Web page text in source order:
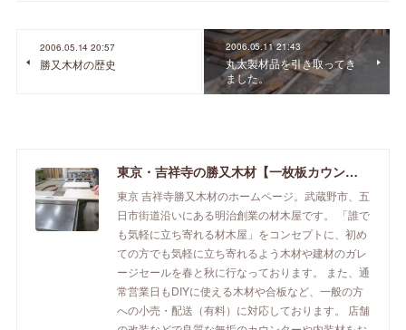
2006.05.14 20:57
勝又木材の歴史
2006.05.11 21:43
丸太製材品を引き取ってき
ました。
東京・吉祥寺の勝又木材【一枚板カウンター】
東京 吉祥寺勝又木材のホームページ。武蔵野市、五
日市街道沿いにある明治創業の材木屋です。 「誰で
も気軽に立ち寄れる材木屋」をコンセプトに、初め
ての方でも気軽に立ち寄れるよう木材や建材のガレ
ージセールを春と秋に行なっております。 また、通
常営業日もDIYに使える木材や合板など、一般の方
への小売・配送（有料）に対応しております。 店舗